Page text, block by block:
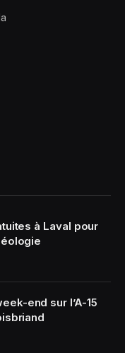
à Laval pour
end sur l’A-15